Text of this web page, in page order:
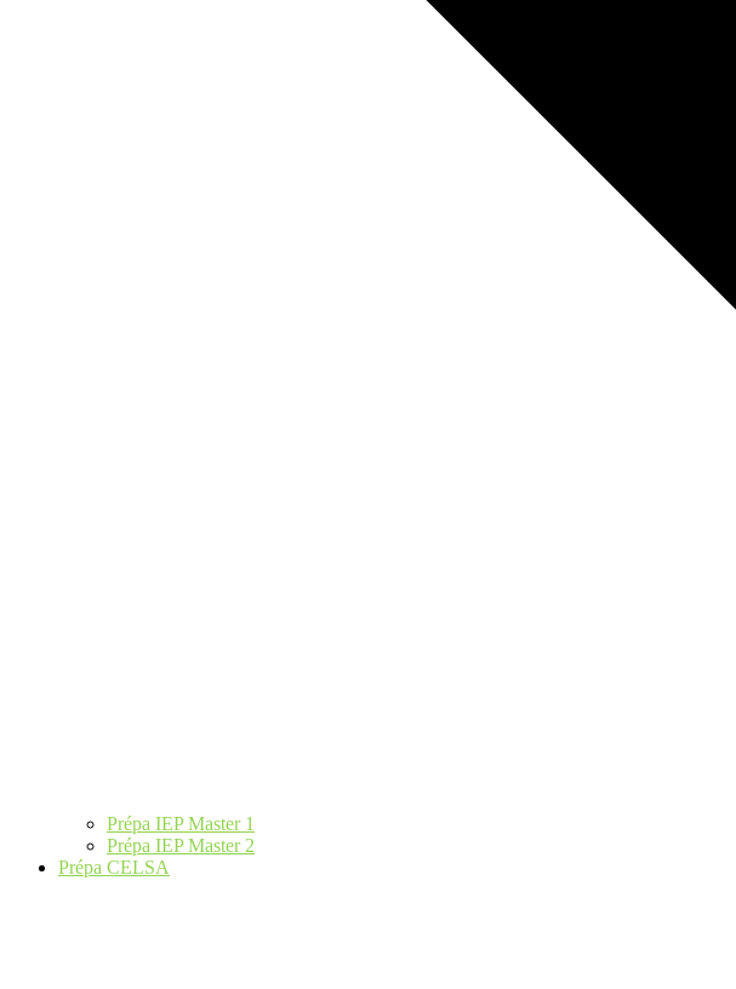
Prépa IEP Master 1
Prépa IEP Master 2
Prépa CELSA